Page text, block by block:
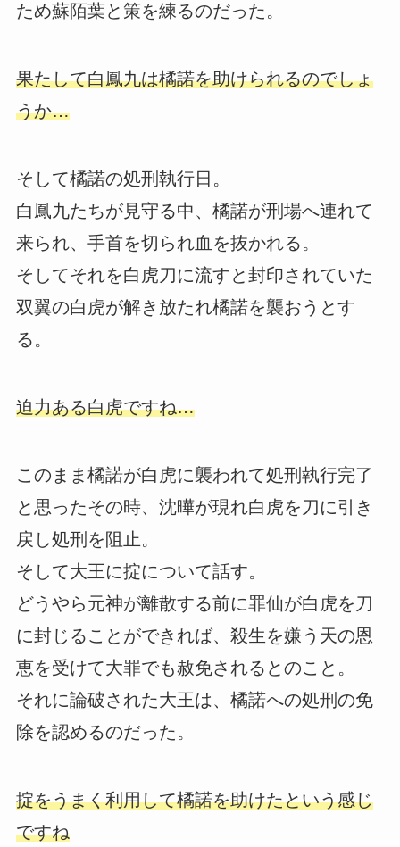
ため蘇陌葉と策を練るのだった。
果たして白鳳九は橘諾を助けられるのでしょ
うか…
そして橘諾の処刑執行日。
白鳳九たちが見守る中、橘諾が刑場へ連れて
来られ、手首を切られ血を抜かれる。
そしてそれを白虎刀に流すと封印されていた
双翼の白虎が解き放たれ橘諾を襲おうとす
る。
迫力ある白虎ですね…
このまま橘諾が白虎に襲われて処刑執行完了
と思ったその時、沈曄が現れ白虎を刀に引き
戻し処刑を阻止。
そして大王に掟について話す。
どうやら元神が離散する前に罪仙が白虎を刀
に封じることができれば、殺生を嫌う天の恩
恵を受けて大罪でも赦免されるとのこと。
それに論破された大王は、橘諾への処刑の免
除を認めるのだった。
掟をうまく利用して橘諾を助けたという感じ
ですね